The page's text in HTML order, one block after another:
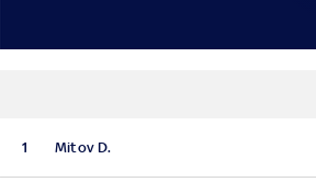
1 Mitov D.